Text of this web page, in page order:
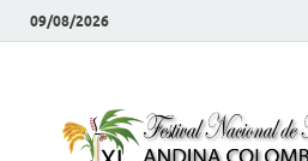
09/08/2026